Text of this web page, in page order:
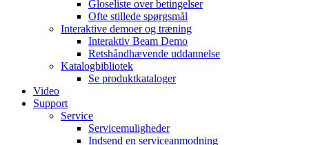
Gloseliste over betingelser
Ofte stillede spørgsmål
Interaktive demoer og træning
Interaktiv Beam Demo
Retshåndhævende uddannelse
Katalogbibliotek
Se produktkataloger
Video
Support
Service
Servicemuligheder
Indsend en serviceanmodning